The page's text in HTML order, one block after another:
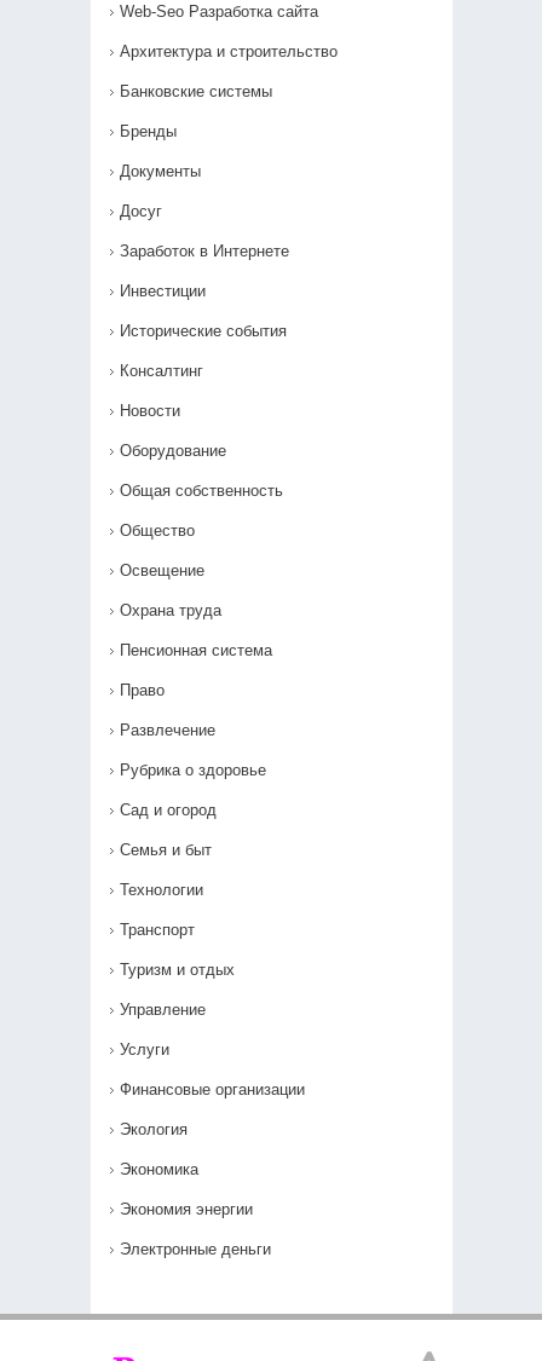
Web-Seo Разработка сайта
Архитектура и строительство
Банковские системы
Бренды
Документы
Досуг
Заработок в Интернете
Инвестиции
Исторические события
Консалтинг
Новости
Оборудование
Общая собственность
Общество
Освещение
Охрана труда
Пенсионная система
Право
Развлечение
Рубрика о здоровье
Сад и огород
Семья и быт
Технологии
Транспорт
Туризм и отдых
Управление
Услуги
Финансовые организации
Экология
Экономика
Экономия энергии
Электронные деньги